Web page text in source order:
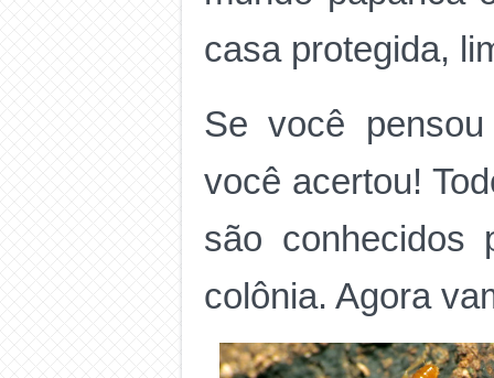
casa protegida,
Se você
você acertou!
são conhecidos
colônia. Agora